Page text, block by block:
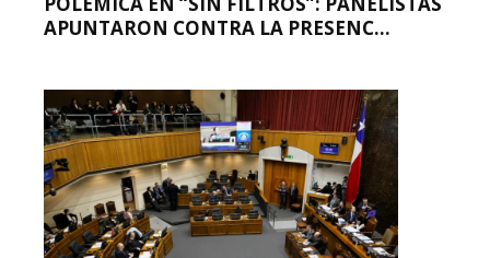
APUNTARON CONTRA LA PRESENC...